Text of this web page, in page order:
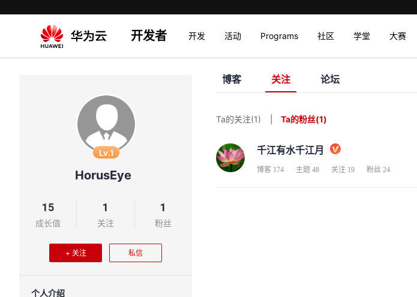
开发者 开发 活动 Programs 社区 学堂 大赛
Lv.1
HorusEye
15
成长值
1
关注
1
粉丝
+ 关注 私信
个人介绍
博客 关注 论坛
Ta的关注(1) Ta的粉丝(1)
千江有水千江月
博客 174 主题 48 关注 19 粉丝 24